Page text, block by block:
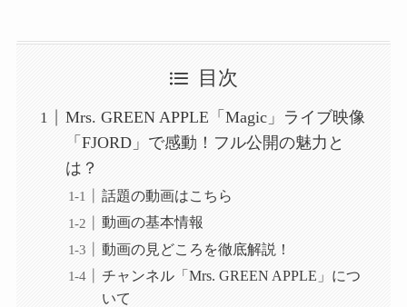
目次
Mrs. GREEN APPLE「Magic」ライブ映像
「FJORD」で感動！フル公開の魅力と
は？
話題の動画はこちら
動画の基本情報
動画の見どころを徹底解説！
チャンネル「Mrs. GREEN APPLE」につ
いて